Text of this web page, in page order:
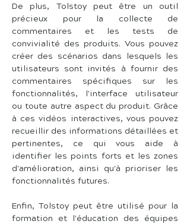
De plus, Tolstoy peut être un outil
précieux pour la collecte de
commentaires et les tests de
convivialité des produits. Vous pouvez
créer des scénarios dans lesquels les
utilisateurs sont invités à fournir des
commentaires spécifiques sur les
fonctionnalités, l'interface utilisateur
ou toute autre aspect du produit. Grâce
à ces vidéos interactives, vous pouvez
recueillir des informations détaillées et
pertinentes, ce qui vous aide à
identifier les points forts et les zones
d'amélioration, ainsi qu'à prioriser les
fonctionnalités futures.
Enfin, Tolstoy peut être utilisé pour la
formation et l'éducation des équipes